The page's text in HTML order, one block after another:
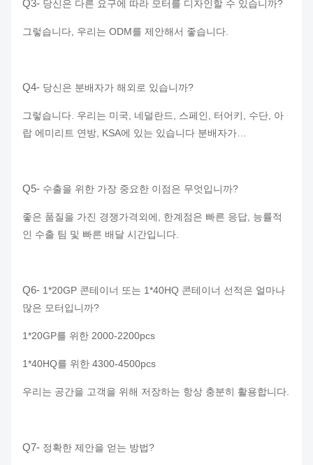
Q3- 당신은 다른 요구에 따라 모터를 디자인할 수 있습니까?
그렇습니다, 우리는 ODM를 제안해서 좋습니다.
Q4- 당신은 분배자가 해외로 있습니까?
그렇습니다. 우리는 미국, 네덜란드, 스페인, 터어키, 수단, 아
랍 에미리트 연방, KSA에 있는 있습니다 분배자가…
Q5- 수출을 위한 가장 중요한 이점은 무엇입니까?
좋은 품질을 가진 경쟁가격외에, 한계점은 빠른 응답, 능률적
인 수출 팀 및 빠른 배달 시간입니다.
Q6- 1*20GP 콘테이너 또는 1*40HQ 콘테이너 선적은 얼마나
많은 모터입니까?
1*20GP를 위한 2000-2200pcs
1*40HQ를 위한 4300-4500pcs
우리는 공간을 고객을 위해 저장하는 항상 충분히 활용합니다.
Q7- 정확한 제안을 얻는 방법?